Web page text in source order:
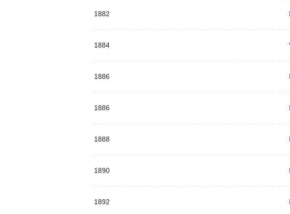
1882
1884
1886
1886
1888
1890
1892